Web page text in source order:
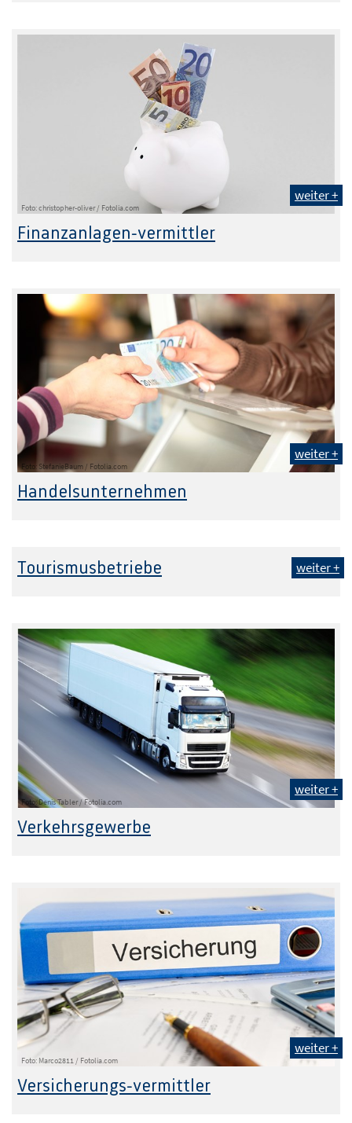
Foto: christopher-oliver / Fotolia.com
weiter +
Finanzanlagen-vermittler
Foto: StefanieBaum / Fotolia.com
weiter +
Handelsunternehmen
weiter +
Tourismusbetriebe
Foto: Denis Tabler / Fotolia.com
weiter +
Verkehrsgewerbe
Foto: Marco2811 / Fotolia.com
weiter +
Versicherungs-vermittler